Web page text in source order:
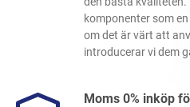
komponenter som
om det är värt att
introducerar vi dem
Moms 0% inköp